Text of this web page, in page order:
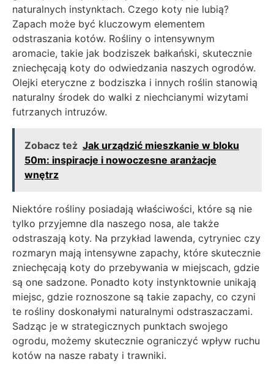
naturalnych instynktach. Czego koty nie lubią?
Zapach może być kluczowym elementem
odstraszania kotów. Rośliny o intensywnym
aromacie, takie jak bodziszek bałkański, skutecznie
zniechęcają koty do odwiedzania naszych ogrodów.
Olejki eteryczne z bodziszka i innych roślin stanowią
naturalny środek do walki z niechcianymi wizytami
futrzanych intruzów.
Zobacz też Jak urządzić mieszkanie w bloku
50m: inspiracje i nowoczesne aranżacje
wnętrz
Niektóre rośliny posiadają właściwości, które są nie
tylko przyjemne dla naszego nosa, ale także
odstraszają koty. Na przykład lawenda, cytryniec czy
rozmaryn mają intensywne zapachy, które skutecznie
zniechęcają koty do przebywania w miejscach, gdzie
są one sadzone. Ponadto koty instynktownie unikają
miejsc, gdzie roznoszone są takie zapachy, co czyni
te rośliny doskonałymi naturalnymi odstraszaczami.
Sadząc je w strategicznych punktach swojego
ogrodu, możemy skutecznie ograniczyć wpływ ruchu
kotów na nasze rabaty i trawniki.